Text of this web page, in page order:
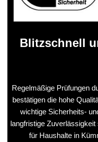
Blitzschnell
Regelmäßige Prüfungen
bestätigen die hohe
wichtige Sicherheits-
langfristige
für Haushalte in